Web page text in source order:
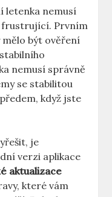
letenka nemusí
frustrující. Prvním
být ověření
nemusí správně
se stabilitou
když jste
je
verzi aplikace
aktualizace
které vám